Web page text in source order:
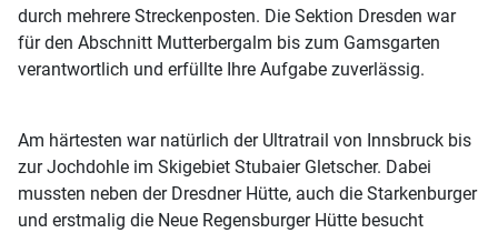
durch mehrere Streckenposten. Die Sektion Dresden war
für den Abschnitt Mutterbergalm bis zum Gamsgarten
verantwortlich und erfüllte Ihre Aufgabe zuverlässig.
Am härtesten war natürlich der Ultratrail von Innsbruck bis
zur Jochdohle im Skigebiet Stubaier Gletscher. Dabei
mussten neben der Dresdner Hütte, auch die Starkenburger
und erstmalig die Neue Regensburger Hütte besucht